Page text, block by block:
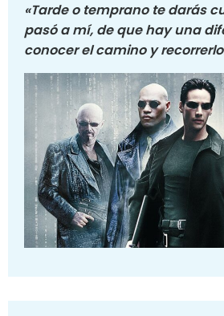
«Tarde o temprano te darás
pasó a mí, de que hay una
conocer el camino y